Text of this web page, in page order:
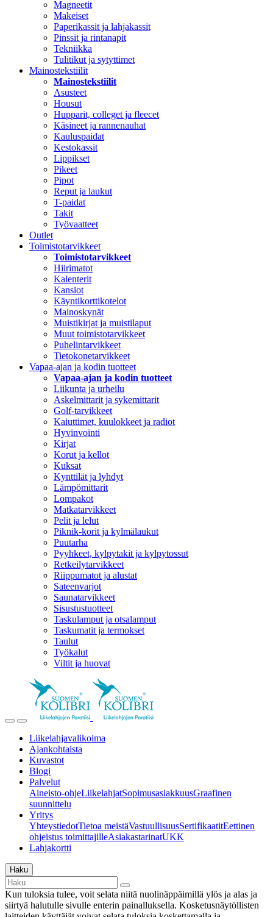
Magneetit
Makeiset
Paperikassit ja lahjakassit
Pinssit ja rintanapit
Tekniikka
Tulitikut ja sytyttimet
Mainostekstiilit
Mainostekstiilit
Asusteet
Housut
Hupparit, colleget ja fleecet
Käsineet ja rannenauhat
Kauluspaidat
Kestokassit
Lippikset
Pikeet
Pipot
Reput ja laukut
T-paidat
Takit
Työvaatteet
Outlet
Toimistotarvikkeet
Toimistotarvikkeet
Hiirimatot
Kalenterit
Kansiot
Käyntikorttikotelot
Mainoskynät
Muistikirjat ja muistilaput
Muut toimistotarvikkeet
Puhelintarvikkeet
Tietokonetarvikkeet
Vapaa-ajan ja kodin tuotteet
Vapaa-ajan ja kodin tuotteet
Liikunta ja urheilu
Askelmittarit ja sykemittarit
Golf-tarvikkeet
Kaiuttimet, kuulokkeet ja radiot
Hyvinvointi
Kirjat
Korut ja kellot
Kuksat
Kynttilät ja lyhdyt
Lämpömittarit
Lompakot
Matkatarvikkeet
Pelit ja lelut
Piknik-korit ja kylmälaukut
Puutarha
Pyyhkeet, kylpytakit ja kylpytossut
Retkeilytarvikkeet
Riippumatot ja alustat
Sateenvarjot
Saunatarvikkeet
Sisustustuotteet
Taskulamput ja otsalamput
Taskumatit ja termokset
Taulut
Työkalut
Viltit ja huovat
Liikelahjavalikoima
Ajankohtaista
Kuvastot
Blogi
Palvelut
Aineisto-ohjeLiikelahjatSopimusasiakkuusGraafinen
suunnittelu
Yritys
YhteystiedotTietoa meistäVastuullisuusSertifikaatitEettinen
ohjeistus toimittajilleAsiakastarinatUKK
Lahjakortti
Haku
Kun tuloksia tulee, voit selata niitä nuolinäppäimillä ylös ja alas ja
siirtyä halutulle sivulle enterin painalluksella. Kosketusnäytöllisten